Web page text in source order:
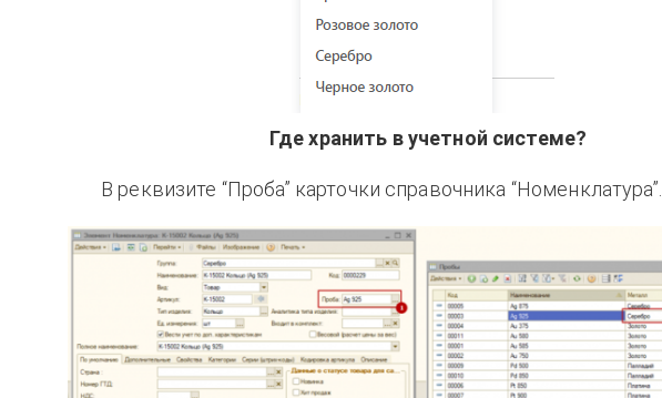
Где хранить в учетной системе?
В реквизите “Проба” карточки справочника “Номенклатура”.